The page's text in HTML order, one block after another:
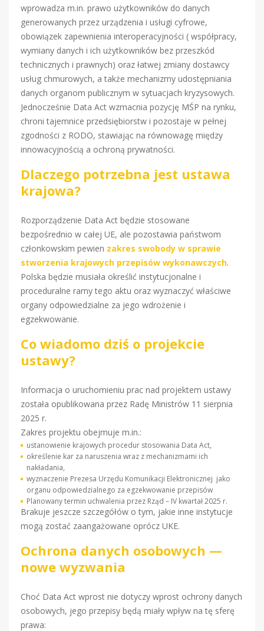
wprowadza m.in. prawo użytkowników do danych
generowanych przez urządzenia i usługi cyfrowe,
obowiązek zapewnienia interoperacyjności ( współpracy,
wymiany danych i ich użytkowników bez przeszkód
technicznych i prawnych) oraz łatwej zmiany dostawcy
usług chmurowych, a także mechanizmy udostępniania
danych organom publicznym w sytuacjach kryzysowych.
Jednocześnie Data Act wzmacnia pozycję MŚP na rynku,
chroni tajemnice przedsiębiorstw i pozostaje w pełnej
zgodności z RODO, stawiając na równowagę między
innowacyjnością a ochroną prywatności.
Dlaczego potrzebna jest ustawa
krajowa?
Rozporządzenie Data Act będzie stosowane
bezpośrednio w całej UE, ale pozostawia państwom
członkowskim pewien zakres swobody w sprawie
stworzenia krajowych przepisów wykonawczych.
Polska będzie musiała określić instytucjonalne i
proceduralne ramy tego aktu oraz wyznaczyć właściwe
organy odpowiedzialne za jego wdrożenie i
egzekwowanie.
Co wiadomo dziś o projekcie
ustawy?
Informacja o uruchomieniu prac nad projektem ustawy
została opublikowana przez Radę Ministrów 11 sierpnia
2025 r.
Zakres projektu obejmuje m.in.:
ustanowienie krajowych procedur stosowania Data Act,
określenie kar za naruszenia wraz z mechanizmami ich
nakładania,
wyznaczenie Prezesa Urzędu Komunikacji Elektronicznej jako
organu odpowiedzialnego za egzekwowanie przepisów
Planowany termin uchwalenia przez Rząd – IV kwartał 2025 r.
Brakuje jeszcze szczegółów o tym, jakie inne instytucje
mogą zostać zaangażowane oprócz UKE.
Ochrona danych osobowych —
nowe wyzwania
Choć Data Act wprost nie dotyczy wprost ochrony danych
osobowych, jego przepisy będą miały wpływ na tę sferę
prawa: